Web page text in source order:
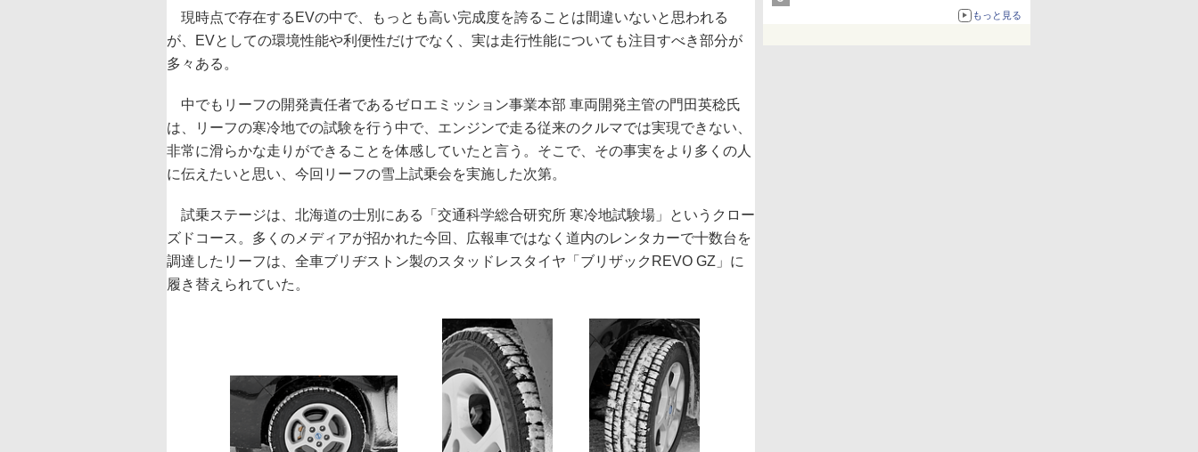
もっと見る
現時点で存在するEVの中で、もっとも高い完成度を誇ることは間違いないと思われる
が、EVとしての環境性能や利便性だけでなく、実は走行性能についても注目すべき部分が
多々ある。
中でもリーフの開発責任者であるゼロエミッション事業本部 車両開発主管の門田英稔氏
は、リーフの寒冷地での試験を行う中で、エンジンで走る従来のクルマでは実現できない、
非常に滑らかな走りができることを体感していたと言う。そこで、その事実をより多くの人
に伝えたいと思い、今回リーフの雪上試乗会を実施した次第。
試乗ステージは、北海道の士別にある「交通科学総合研究所 寒冷地試験場」というクロー
ズドコース。多くのメディアが招かれた今回、広報車ではなく道内のレンタカーで十数台を
調達したリーフは、全車ブリヂストン製のスタッドレスタイヤ「ブリザックREVO GZ」に
履き替えられていた。